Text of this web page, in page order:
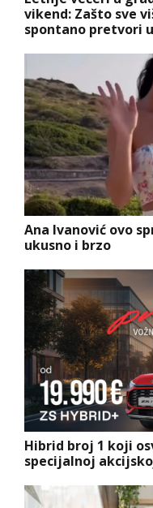
vikend: Zašto sve
spontano pretvori
Ana Ivanović ovo
ukusno i brzo
Hibrid broj 1 koji
specijalnoj